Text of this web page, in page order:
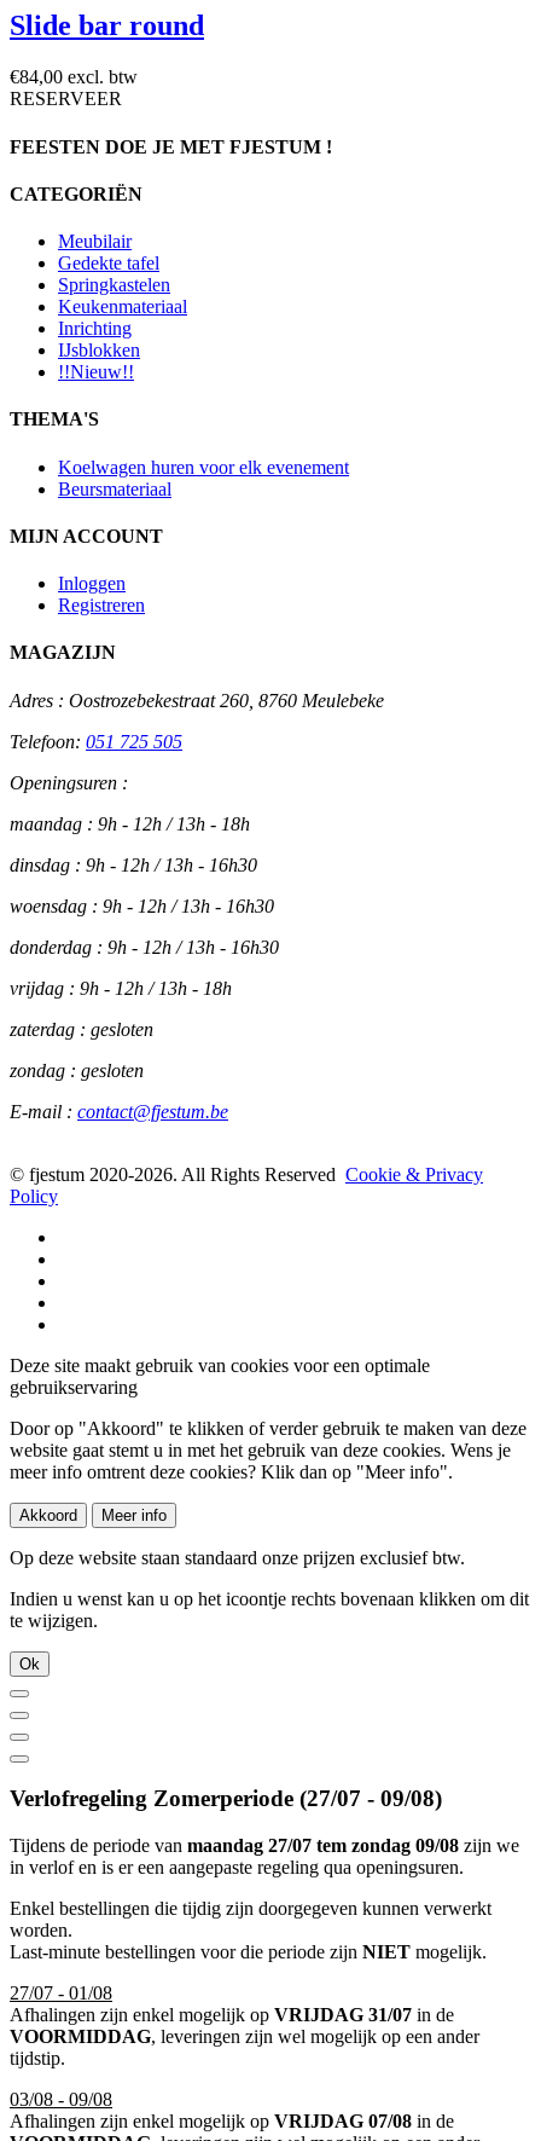
Slide bar round
€84,00 excl. btw
RESERVEER
FEESTEN DOE JE MET FJESTUM !
CATEGORIËN
Meubilair
Gedekte tafel
Springkastelen
Keukenmateriaal
Inrichting
IJsblokken
!!Nieuw!!
THEMA'S
Koelwagen huren voor elk evenement
Beursmateriaal
MIJN ACCOUNT
Inloggen
Registreren
MAGAZIJN
Adres : Oostrozebekestraat 260, 8760 Meulebeke
Telefoon: 051 725 505
Openingsuren :
maandag : 9h - 12h / 13h - 18h
dinsdag : 9h - 12h / 13h - 16h30
woensdag : 9h - 12h / 13h - 16h30
donderdag : 9h - 12h / 13h - 16h30
vrijdag : 9h - 12h / 13h - 18h
zaterdag : gesloten
zondag : gesloten
E-mail : contact@fjestum.be
© fjestum 2020-2026. All Rights Reserved Cookie & Privacy
Policy
Deze site maakt gebruik van cookies voor een optimale
gebruikservaring
Door op "Akkoord" te klikken of verder gebruik te maken van deze
website gaat stemt u in met het gebruik van deze cookies. Wens je
meer info omtrent deze cookies? Klik dan op "Meer info".
Akkoord Meer info
Op deze website staan standaard onze prijzen exclusief btw.
Indien u wenst kan u op het icoontje rechts bovenaan klikken om dit
te wijzigen.
Ok
Verlofregeling Zomerperiode (27/07 - 09/08)
Tijdens de periode van maandag 27/07 tem zondag 09/08 zijn we
in verlof en is er een aangepaste regeling qua openingsuren.
Enkel bestellingen die tijdig zijn doorgegeven kunnen verwerkt
worden.
Last-minute bestellingen voor die periode zijn NIET mogelijk.
27/07 - 01/08
Afhalingen zijn enkel mogelijk op VRIJDAG 31/07 in de
VOORMIDDAG, leveringen zijn wel mogelijk op een ander
tijdstip.
03/08 - 09/08
Afhalingen zijn enkel mogelijk op VRIJDAG 07/08 in de